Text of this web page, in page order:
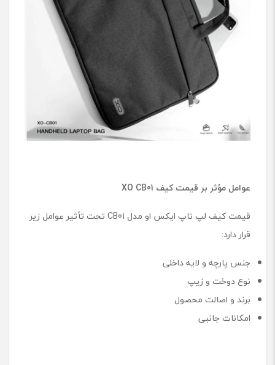
عوامل مؤثر بر قیمت کیف XO CB01
قیمت کیف لپ ‌تاپ ایکس او مدل CB01 تحت تأثیر عوامل زیر
قرار دارد:
جنس پارچه و لایه داخلی
نوع دوخت و زیپ
برند و اصالت محصول
امکانات جانبی